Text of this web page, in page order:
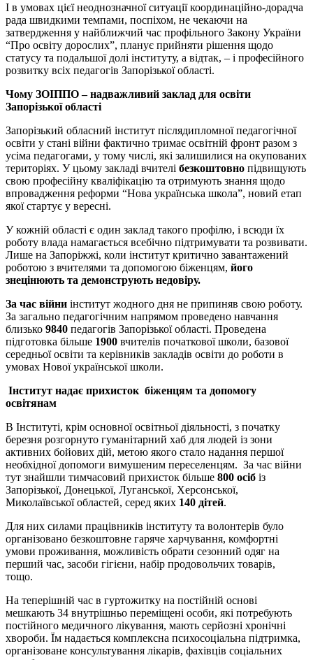
І в умовах цієї неоднозначної ситуації координаційно-дорадча
рада швидкими темпами, поспіхом, не чекаючи на
затвердження у найближчий час профільного Закону України
“Про освіту дорослих”, планує прийняти рішення щодо
статусу та подальшої долі інституту, а відтак, – і професійного
розвитку всіх педагогів Запорізької області.
Чому ЗОІППО – надважливий заклад для освіти
Запорізької області
Запорізький обласний інститут післядипломної педагогічної
освіти у стані війни фактично тримає освітній фронт разом з
усіма педагогами, у тому числі, які залишилися на окупованих
територіях. У цьому закладі вчителі безкоштовно підвищують
свою професійну кваліфікацію та отримують знання щодо
впровадження реформи “Нова українська школа”, новий етап
якої стартує у вересні.
У кожній області є один заклад такого профілю, і всюди їх
роботу влада намагається всебічно підтримувати та розвивати.
Лише на Запоріжжі, коли інститут критично завантажений
роботою з вчителями та допомогою біженцям, його
знецінюють та демонструють недовіру.
За час війни інститут жодного дня не припиняв свою роботу.
За загально педагогічним напрямом проведено навчання
близько 9840 педагогів Запорізької області. Проведена
підготовка більше 1900 вчителів початкової школи, базової
середньої освіти та керівників закладів освіти до роботи в
умовах Нової української школи.
Інститут надає прихисток біженцям та допомогу
освітянам
В Інституті, крім основної освітньої діяльності, з початку
березня розгорнуто гуманітарний хаб для людей із зони
активних бойових дій, метою якого стало надання першої
необхідної допомоги вимушеним переселенцям. За час війни
тут знайшли тимчасовий прихисток більше 800 осіб із
Запорізької, Донецької, Луганської, Херсонської,
Миколаївської областей, серед яких 140 дітей.
Для них силами працівників інституту та волонтерів було
організовано безкоштовне гаряче харчування, комфортні
умови проживання, можливість обрати сезонний одяг на
перший час, засоби гігієни, набір продовольчих товарів,
тощо.
На теперішній час в гуртожитку на постійній основі
мешкають 34 внутрішньо переміщені особи, які потребують
постійного медичного лікування, мають серйозні хронічні
хвороби. Їм надається комплексна психосоціальна підтримка,
організоване консультування лікарів, фахівців соціальних